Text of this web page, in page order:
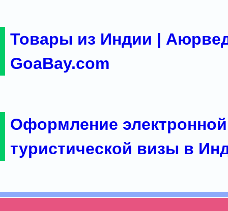
Товары из Индии |
GoaBay.com
Оформление электронной
туристической визы в